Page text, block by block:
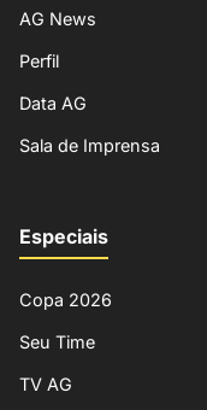
AG News
Perfil
Data AG
Sala de Imprensa
Especiais
Copa 2026
Seu Time
TV AG